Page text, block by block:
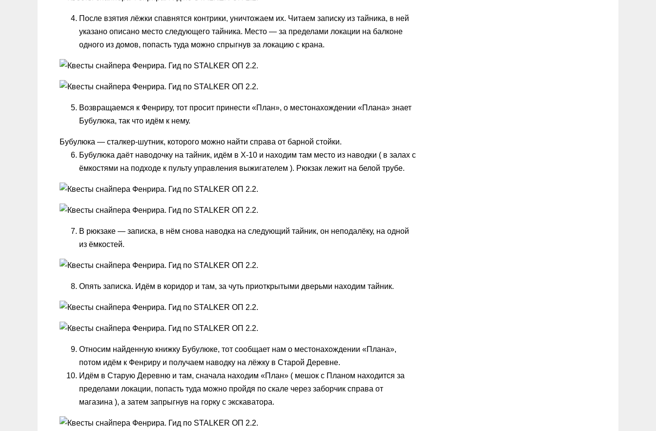
После взятия лёжки спавнятся контрики, уничтожаем их. Читаем записку из тайника, в ней
указано описано место следующего тайника. Место — за пределами локации на балконе
одного из домов, попасть туда можно спрыгнув за локацию с крана.
Возвращаемся к Фенриру, тот просит принести «План», о местонахождении «Плана» знает
Бубулюка, так что идём к нему.
Бубулюка — сталкер-шутник, которого можно найти справа от барной стойки.
Бубулюка даёт наводочку на тайник, идём в X-10 и находим там место из наводки ( в залах с
ёмкостями на подходе к пульту управления выжигателем ). Рюкзак лежит на белой трубе.
В рюкзаке — записка, в нём снова наводка на следующий тайник, он неподалёку, на одной
из ёмкостей.
Опять записка. Идём в коридор и там, за чуть приоткрытыми дверьми находим тайник.
Относим найденную книжку Бубулюке, тот сообщает нам о местонахождении «Плана»,
потом идём к Фенриру и получаем наводку на лёжку в Старой Деревне.
Идём в Старую Деревню и там, сначала находим «План» ( мешок с Планом находится за
пределами локации, попасть туда можно пройдя по скале через заборчик справа от
магазина ), а затем запрыгнув на горку с экскаватора.